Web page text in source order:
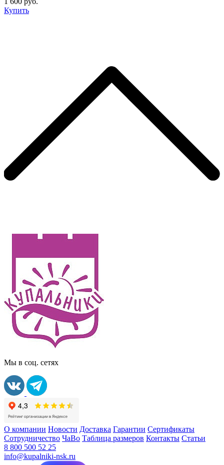
Купить
Мы в соц. сетях
О компании Новости Доставка Гарантии Сертификаты
Сотрудничество ЧаВо Таблица размеров Контакты Статьи
8 800 500 52 25
info@kupalniki-nsk.ru